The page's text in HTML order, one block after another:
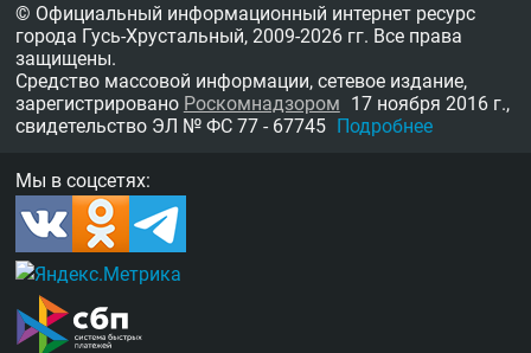
© Официальный информационный интернет ресурс
города Гусь-Хрустальный, 2009-2026 гг. Все права
защищены.
Средство массовой информации, сетевое издание,
зарегистрировано Роскомнадзором 17 ноября 2016 г.,
свидетельство ЭЛ № ФС 77 - 67745 Подробнее
Мы в соцсетях: